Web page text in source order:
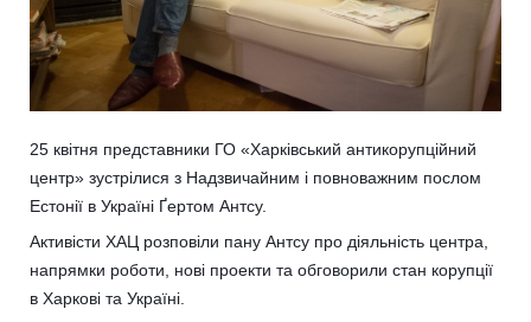
25 квітня представники ГО «Харківський антикорупційний
центр» зустрілися з Надзвичайним і повноважним послом
Естонії в Україні Ґертом Антсу.
Активісти ХАЦ розповіли пану Антсу про діяльність центра,
напрямки роботи, нові проекти та обговорили стан корупції
в Харкові та Україні.